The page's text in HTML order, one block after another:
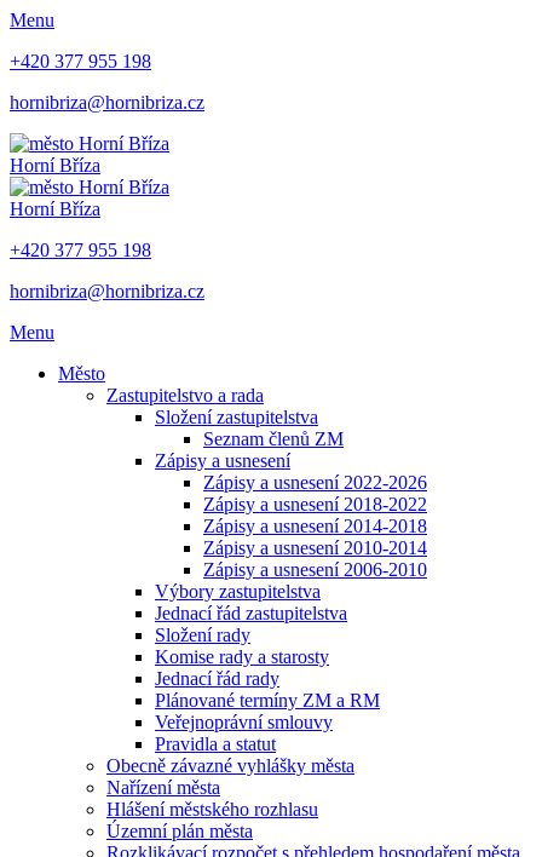
Menu
+420 377 955 198
hornibriza@hornibriza.cz
Horní Bříza
Horní Bříza
+420 377 955 198
hornibriza@hornibriza.cz
Menu
Město
Zastupitelstvo a rada
Složení zastupitelstva
Seznam členů ZM
Zápisy a usnesení
Zápisy a usnesení 2022-2026
Zápisy a usnesení 2018-2022
Zápisy a usnesení 2014-2018
Zápisy a usnesení 2010-2014
Zápisy a usnesení 2006-2010
Výbory zastupitelstva
Jednací řád zastupitelstva
Složení rady
Komise rady a starosty
Jednací řád rady
Plánované termíny ZM a RM
Veřejnoprávní smlouvy
Pravidla a statut
Obecně závazné vyhlášky města
Nařízení města
Hlášení městského rozhlasu
Územní plán města
Rozklikávací rozpočet s přehledem hospodaření města